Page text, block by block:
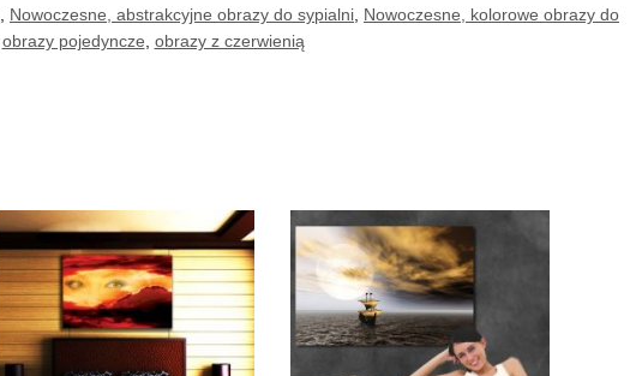
Nowoczesne, abstrakcyjne obrazy do sypialni Nowoczesne, kolorowe obrazy do
obrazy pojedyncze obrazy z czerwienią